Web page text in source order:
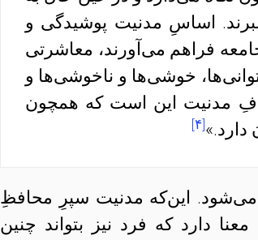
اساسِ مدنیت پوشیدگی و
فراهم می‌آورند، معاشرتی
خوشی‌ها و ناخوشی‌ها و
مدنیت این است که همچون
[۴]
می‌شود. این‌که مدنیت سپرِ محافظِ
دارد که فرد نیز بتواند چنین